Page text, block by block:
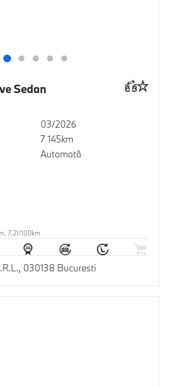
Sedan
03/2026
7 145km
Automată
7.2l/100km
030138 Bucuresti